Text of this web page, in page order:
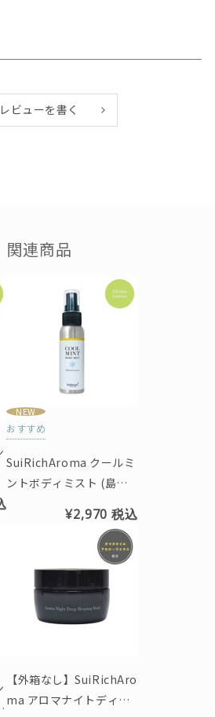
実エキス、ゲットウ葉エキス、ノイ
コラーゲン、セラミドNP、セラミド
ルロン酸クロスポリマーＮａ、フィト
ンガム、塩化Ｎａ、コレステロー
トNa、カルボマー、ペンチレングリ
ノール、香料
レビューを書く
関連商品
NEW
おすすめ
SuiRichAroma クールミ
ントボディミスト (島レ
¥2,970税込
【外箱なし】SuiRichAro
ma アロマナイトディー